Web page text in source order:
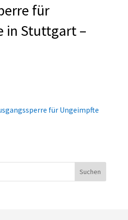
für
in Stuttgart –
für Ungeimpfte
Suchen